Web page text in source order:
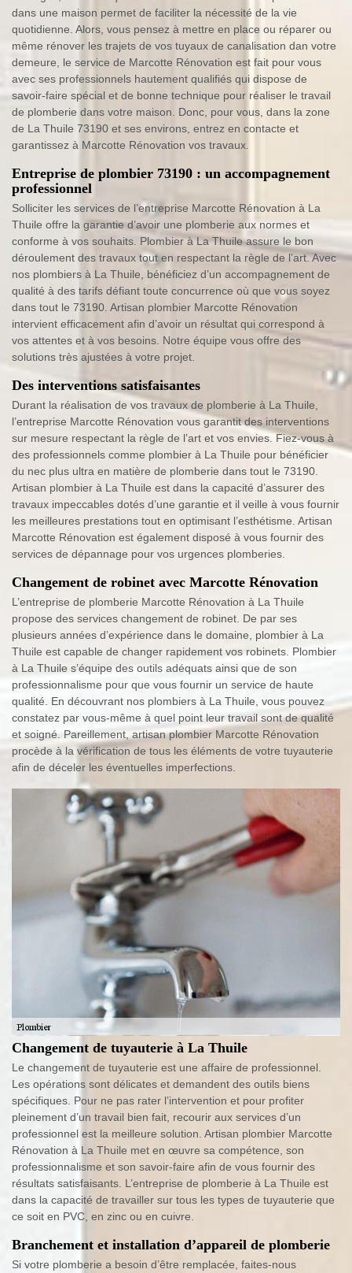
dans une maison permet de faciliter la nécessité de la vie
quotidienne. Alors, vous pensez à mettre en place ou réparer ou
même rénover les trajets de vos tuyaux de canalisation dan votre
demeure, le service de Marcotte Rénovation est fait pour vous
avec ses professionnels hautement qualifiés qui dispose de
savoir-faire spécial et de bonne technique pour réaliser le travail
de plomberie dans votre maison. Donc, pour vous, dans la zone
de La Thuile 73190 et ses environs, entrez en contacte et
garantissez à Marcotte Rénovation vos travaux.
Entreprise de plombier 73190 : un accompagnement
professionnel
Solliciter les services de l’entreprise Marcotte Rénovation à La
Thuile offre la garantie d’avoir une plomberie aux normes et
conforme à vos souhaits. Plombier à La Thuile assure le bon
déroulement des travaux tout en respectant la règle de l’art. Avec
nos plombiers à La Thuile, bénéficiez d’un accompagnement de
qualité à des tarifs défiant toute concurrence où que vous soyez
dans tout le 73190. Artisan plombier Marcotte Rénovation
intervient efficacement afin d’avoir un résultat qui correspond à
vos attentes et à vos besoins. Notre équipe vous offre des
solutions très ajustées à votre projet.
Des interventions satisfaisantes
Durant la réalisation de vos travaux de plomberie à La Thuile,
l’entreprise Marcotte Rénovation vous garantit des interventions
sur mesure respectant la règle de l’art et vos envies. Fiez-vous à
des professionnels comme plombier à La Thuile pour bénéficier
du nec plus ultra en matière de plomberie dans tout le 73190.
Artisan plombier à La Thuile est dans la capacité d’assurer des
travaux impeccables dotés d’une garantie et il veille à vous fournir
les meilleures prestations tout en optimisant l’esthétisme. Artisan
Marcotte Rénovation est également disposé à vous fournir des
services de dépannage pour vos urgences plomberies.
Changement de robinet avec Marcotte Rénovation
L’entreprise de plomberie Marcotte Rénovation à La Thuile
propose des services changement de robinet. De par ses
plusieurs années d’expérience dans le domaine, plombier à La
Thuile est capable de changer rapidement vos robinets. Plombier
à La Thuile s’équipe des outils adéquats ainsi que de son
professionnalisme pour que vous fournir un service de haute
qualité. En découvrant nos plombiers à La Thuile, vous pouvez
constatez par vous-même à quel point leur travail sont de qualité
et soigné. Pareillement, artisan plombier Marcotte Rénovation
procède à la vérification de tous les éléments de votre tuyauterie
afin de déceler les éventuelles imperfections.
Changement de tuyauterie à La Thuile
Le changement de tuyauterie est une affaire de professionnel.
Les opérations sont délicates et demandent des outils biens
spécifiques. Pour ne pas rater l’intervention et pour profiter
pleinement d’un travail bien fait, recourir aux services d’un
professionnel est la meilleure solution. Artisan plombier Marcotte
Rénovation à La Thuile met en œuvre sa compétence, son
professionnalisme et son savoir-faire afin de vous fournir des
résultats satisfaisants. L’entreprise de plomberie à La Thuile est
dans la capacité de travailler sur tous les types de tuyauterie que
ce soit en PVC, en zinc ou en cuivre.
Branchement et installation d’appareil de plomberie
Si votre plomberie a besoin d’être remplacée, faites-nous